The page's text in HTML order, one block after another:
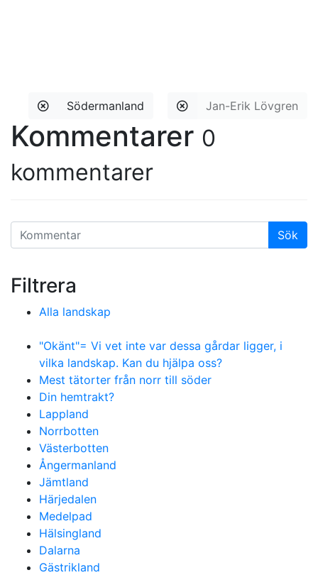
Jan-Erik Lövgren
Södermanland
Kommentarer 0
kommentarer
Filtrera
Alla landskap
"Okänt"= Vi vet inte var dessa gårdar ligger, i
vilka landskap. Kan du hjälpa oss?
Mest tätorter från norr till söder
Din hemtrakt?
Lappland
Norrbotten
Västerbotten
Ångermanland
Jämtland
Härjedalen
Medelpad
Hälsingland
Dalarna
Gästrikland